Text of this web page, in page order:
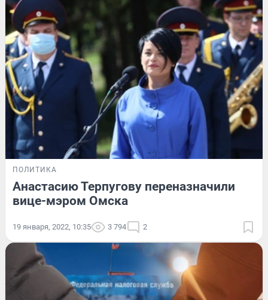
ПОЛИТИКА
Анастасию Терпугову переназначили
вице-мэром Омска
19 января, 2022, 10:35 3 794 2